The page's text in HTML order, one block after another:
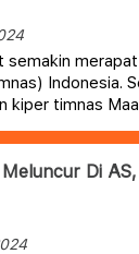
semakin
Indonesia.
kiper timnas
membuat viral
Di